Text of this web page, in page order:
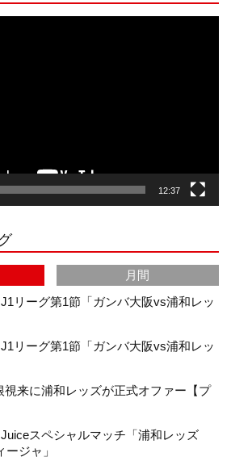
e
C
h
a
n
12:37
月間
J1リーグ第1節「ガンバ大阪vs浦和レッ
J1リーグ第1節「ガンバ大阪vs浦和レッ
視来に浦和レッズが正式オファー【プ
Juiceスペシャルマッチ「浦和レッズ
ジャ」